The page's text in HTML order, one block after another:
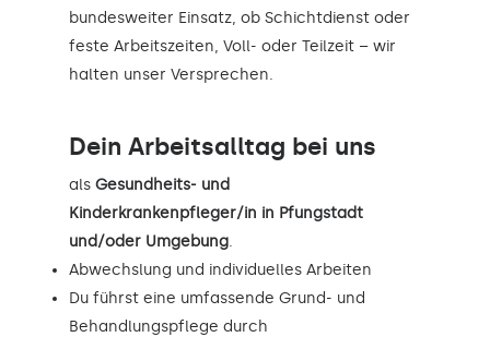
bundesweiter Einsatz, ob Schichtdienst oder
feste Arbeitszeiten, Voll- oder Teilzeit – wir
halten unser Versprechen.
Dein Arbeitsalltag bei uns
als Gesundheits- und
Kinderkrankenpfleger/in in Pfungstadt
und/oder Umgebung.
Abwechslung und individuelles Arbeiten
Du führst eine umfassende Grund- und
Behandlungspflege durch